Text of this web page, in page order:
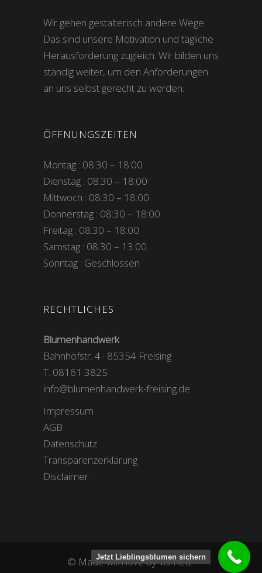
Wir gehen gestalterisch andere Wege.
Das sind unsere Motivation und tägliche
Herausforderung zugleich. Wir bilden uns
ständig weiter, um den Anforderungen
an uns selbst gerecht zu werden.
ÖFFNUNGSZEITEN
Montag : 08:30 – 18:00
Dienstag : 08:30 – 18:00
Mittwoch : 08:30 – 18:00
Donnerstag : 08:30 – 18:00
Freitag : 08:30 – 18:00
Samstag : 08:30 – 13:00
Sonntag : Geschlossen
RECHTLICHES
Blumenhandwerk
Bahnhofstr. 4 · 85354 Freising
T. 08161 3825
info@blumenhandwerk-freising.de
Impressum
AGB
Datenschutz
Transparenzerklärung
Disclaimer
© Made with love byvismed.
Jetzt Lieblingsblumen sichern